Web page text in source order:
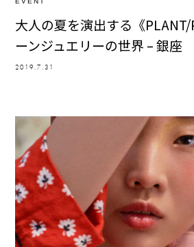
大人の夏を演出する《
ーンジュエリーの世界 – 銀座
2019.7.31